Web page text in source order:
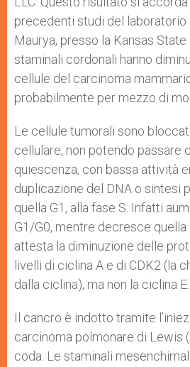
precedenti studi del
Maurya, presso la Kansas
staminali cordonali hanno
cellule del carcinoma
probabilmente per mezzo di
Le cellule tumorali sono
cellulare, non potendo passare
quiescenza, con bassa attività
duplicazione del DNA o sintesi
quella G1, alla fase S. Infatti
G1/G0, mentre decresce quella
attesta la diminuzione delle
livelli di ciclina A e di CDK2 (la
dalla ciclina), ma non la ciclina E.
Il cancro è indotto tramite
carcinoma polmonare di Lewis
coda. Le staminali